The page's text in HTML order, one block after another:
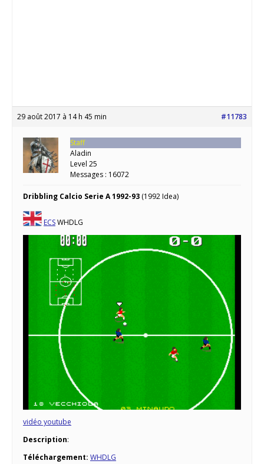
29 août 2017 à 14 h 45 min #11783
Staff
Aladin
Level 25
Messages : 16072
Dribbling Calcio Serie A 1992-93 (1992 Idea)
ECSWHDLG
vidéo youtube
Description:
Téléchargement: WHDLG